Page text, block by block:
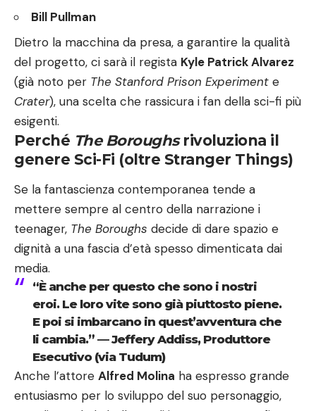
Bill Pullman
Dietro la macchina da presa, a garantire la qualità
del progetto, ci sarà il regista Kyle Patrick Alvarez
(già noto per The Stanford Prison Experiment e
Crater), una scelta che rassicura i fan della sci-fi più
esigenti.
Perché The Boroughsrivoluziona il
genere Sci-Fi (oltre Stranger Things)
Se la fantascienza contemporanea tende a
mettere sempre al centro della narrazione i
teenager, The Boroughs decide di dare spazio e
dignità a una fascia d’età spesso dimenticata dai
media.
“È anche per questo che sono i nostri
eroi. Le loro vite sono già piuttosto piene.
E poi si imbarcano in quest’avventura che
li cambia.” — Jeffery Addiss, Produttore
Esecutivo (via Tudum)
Anche l’attore Alfred Molina ha espresso grande
entusiasmo per lo sviluppo del suo personaggio,